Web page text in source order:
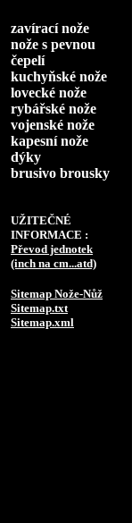
zavírací nože
nože s pevnou
čepelí
kuchyňské nože
lovecké nože
rybářské nože
vojenské nože
kapesní nože
dýky
brusivo brousky
UŽITEČNÉ
INFORMACE :
Převod jednotek
(inch na cm...atd)
Sitemap Nože-Nůž
Sitemap.txt
Sitemap.xml